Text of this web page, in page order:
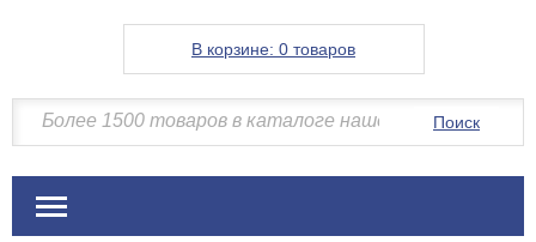
В корзине: 0 товаров
Поиск